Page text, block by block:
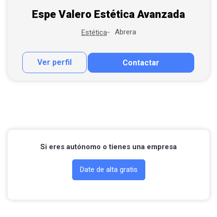
Espe Valero Estética Avanzada
Estética Abrera
Ver perfil Contactar
Contactar por correo
Si eres autónomo o tienes una empresa
Date de alta gratis